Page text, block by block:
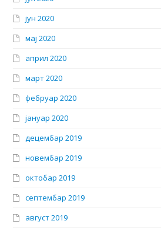
јун 2020
мај 2020
април 2020
март 2020
фебруар 2020
јануар 2020
децембар 2019
новембар 2019
октобар 2019
септембар 2019
август 2019